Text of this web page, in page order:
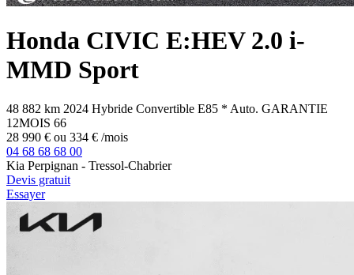
Honda CIVIC E:HEV 2.0 i-
MMD Sport
48 882 km 2024 Hybride Convertible E85 * Auto. GARANTIE
12MOIS 66
28 990 € ou 334 € /mois
04 68 68 68 00
Kia Perpignan - Tressol-Chabrier
Devis gratuit
Essayer